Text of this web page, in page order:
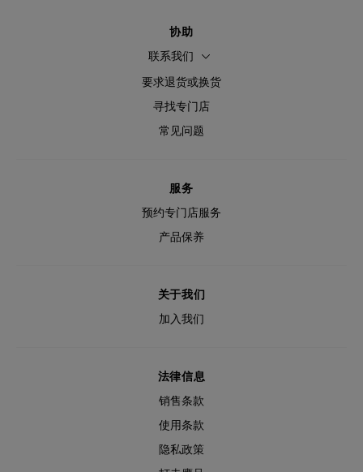
协助
联系我们
要求退货或换货
寻找专门店
常见问题
服务
预约专门店服务
产品保养
关于我们
加入我们
法律信息
销售条款
使用条款
隐私政策